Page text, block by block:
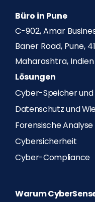
Büro in Pune
C-902, Amar
Baner Road, Pune,
Maharashtra, Indien
Lösungen
Cyber-Speicher
Datenschutz und
Forensische
Cybersicherheit
Cyber-Compliance
Warum